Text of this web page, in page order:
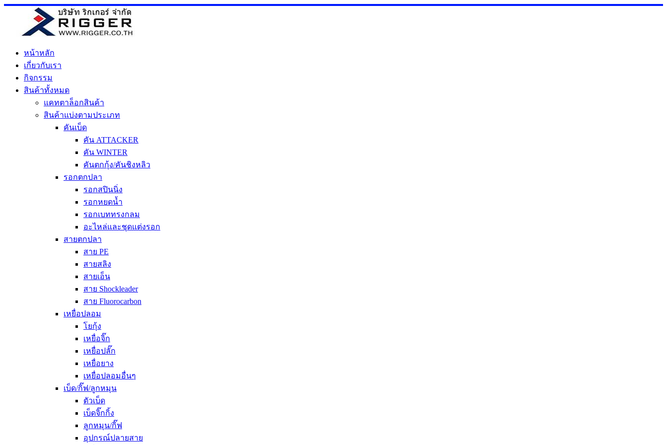
Skip
หน้าหลัก
เกี่ยวกับเรา
กิจกรรม
สินค้าทั้งหมด
แคทตาล็อกสินค้า
สินค้าแบ่งตามประเภท
คันเบ็ด
คัน ATTACKER
คัน WINTER
คันตกกุ้ง/คันชิงหลิว
รอกตกปลา
รอกสปินนิ่ง
รอกหยดน้ำ
รอกเบททรงกลม
อะไหล่และชุดแต่งรอก
สายตกปลา
สาย PE
สายสลิง
สายเอ็น
สาย Shockleader
สาย Fluorocarbon
เหยื่อปลอม
โยกุ้ง
เหยื่อจิ๊ก
เหยื่อปลั๊ก
เหยื่อยาง
เหยื่อปลอมอื่นๆ
เบ็ด/กิ๊ฟ/ลูกหมุน
ตัวเบ็ด
เบ็ดจิ๊กกิ้ง
ลูกหมุน/กิ๊ฟ
อุปกรณ์ปลายสาย